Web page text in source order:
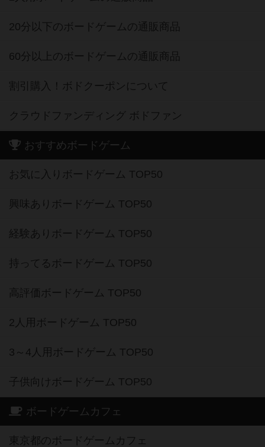
20分以下のボードゲームの通販商品
60分以上のボードゲームの通販商品
割引購入！ボドクーポンについて
クラウドファンディング ボドファン
おすすめボードゲーム
お気に入りボードゲーム TOP50
興味ありボードゲーム TOP50
経験ありボードゲーム TOP50
持ってるボードゲーム TOP50
高評価ボードゲーム TOP50
2人用ボードゲーム TOP50
3～4人用ボードゲーム TOP50
子供向けボードゲーム TOP50
ボードゲームカフェ
東京都のボードゲームカフェ